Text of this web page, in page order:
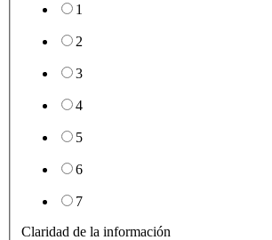
1
2
3
4
5
6
7
Claridad de la información